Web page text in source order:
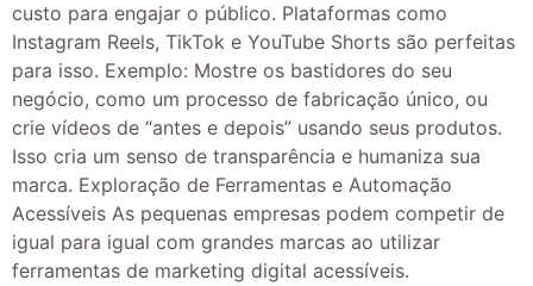
custo para engajar o público. Plataformas como
Instagram Reels, TikTok e YouTube Shorts são perfeitas
para isso. Exemplo: Mostre os bastidores do seu
negócio, como um processo de fabricação único, ou
crie vídeos de “antes e depois” usando seus produtos.
Isso cria um senso de transparência e humaniza sua
marca. Exploração de Ferramentas e Automação
Acessíveis As pequenas empresas podem competir de
igual para igual com grandes marcas ao utilizar
ferramentas de marketing digital acessíveis.